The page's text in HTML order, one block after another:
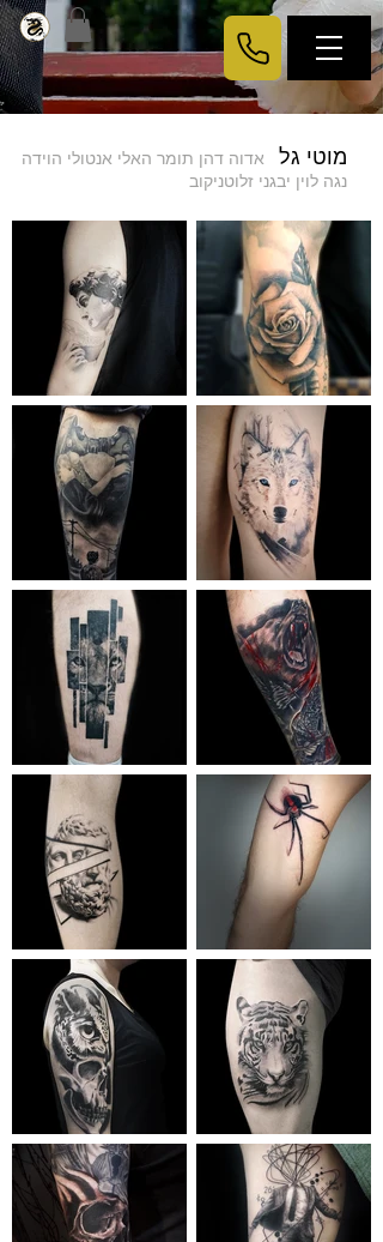
מוטי גל אדוה דהן תומר האלי אנטולי הוידה
נגה לוין יבגני זלוטניקוב